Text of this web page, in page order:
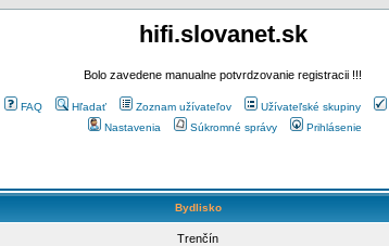
hifi.slovanet.sk
Bolo zavedene manualne potvrdzovanie registracii !!!
FAQ Hľadať Zoznam užívateľov Užívateľské skupiny
Nastavenia
Súkromné správy Prihlásenie
Bydlisko
Trenčín